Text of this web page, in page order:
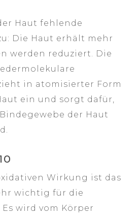
Haut fehlende
Die Haut erhält mehr
werden reduziert. Die
in atomisierter Form
ein und sorgt dafür,
der Haut
Wirkung ist das
wichtig für die
wird vom Körper